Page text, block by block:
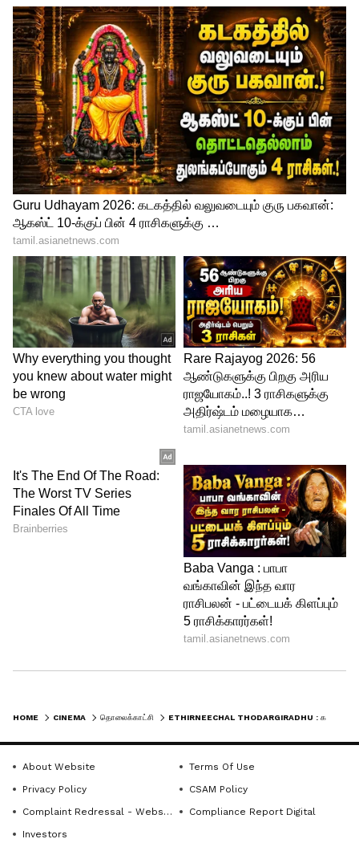
இருக்கும் அவர், அந்த வழக்கு
விசாரணையில் மிகப்பெரிய ட்விஸ்ட்
ஒன்றை கொடுக்க உள்ளார். அது
என்னவென்றால், இத்தனை நாட்களாக
காணாமல் போய் இருந்த தர்ஷினியை,
வழக்கு விசாரணையின் போது அவர்
வெளியே விட வாய்ப்பு உள்ளது. தர்ஷினி
கோர்ட்டுக்கு வந்தால் நிச்சயம் ஆதி
குணசேகரனுக்கு எதிராக தான் சாட்சி
சொல்வார். ஜனனிக்கு பதிலாக கோர்ட்டில்
தர்ஷினி சம்பவம் பண்ண வாய்ப்புகள்
அதிகம்.
தர்ஷினி கிடைத்ததும் ஜனனி மீதுள்ள
வழக்கு செல்லாக்காசு ஆகிவிடும். அதனால்
அவரை போலீஸ் விடுவித்துவிடும். ஆனால்
HOME CINEMA தொலைக்காட்சி
About Website
Terms Of Use
Privacy Policy
CSAM Policy
Complaint Redressal - Website
Compliance Report Digital
Investors